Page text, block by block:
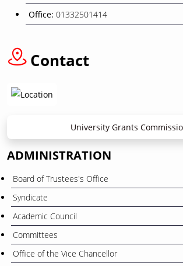
12 বাংলা নববর্ষ ১৪৩৩” উপলক্ষে ছুটি
Office: 01332501414
Contact
University Grants
ADMINISTRATION
Board of Trustees's Office
Syndicate
Academic Council
Committees
Office of the Vice Chancellor